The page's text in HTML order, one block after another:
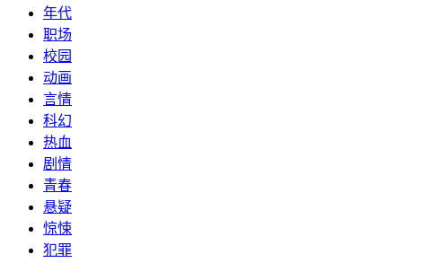
年代
职场
校园
动画
言情
科幻
热血
剧情
青春
悬疑
惊悚
犯罪